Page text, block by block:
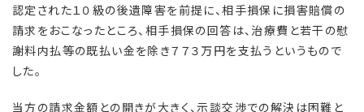
認定された１０級の後遺障害を前提に、相手損保に損害賠償の
請求をおこなったところ、相手損保の回答は、治療費と若干の慰
謝料内払等の既払い金を除き７７３万円を支払うというもので
した。
当方の請求金額との開きが大きく、示談交渉での解決は困難と